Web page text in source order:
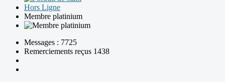
Hors Ligne
Membre platinium
Messages : 7725
Remerciements reçus 1438